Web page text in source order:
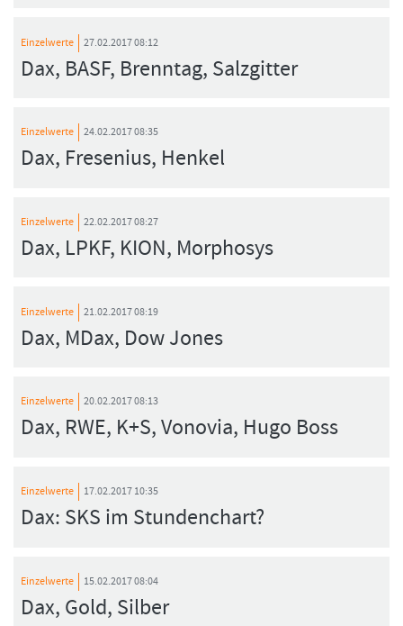
Einzelwerte 27.02.2017 08:12
Dax, BASF, Brenntag, Salzgitter
Einzelwerte 24.02.2017 08:35
Dax, Fresenius, Henkel
Einzelwerte 22.02.2017 08:27
Dax, LPKF, KION, Morphosys
Einzelwerte 21.02.2017 08:19
Dax, MDax, Dow Jones
Einzelwerte 20.02.2017 08:13
Dax, RWE, K+S, Vonovia, Hugo Boss
Einzelwerte 17.02.2017 10:35
Dax: SKS im Stundenchart?
Einzelwerte 15.02.2017 08:04
Dax, Gold, Silber